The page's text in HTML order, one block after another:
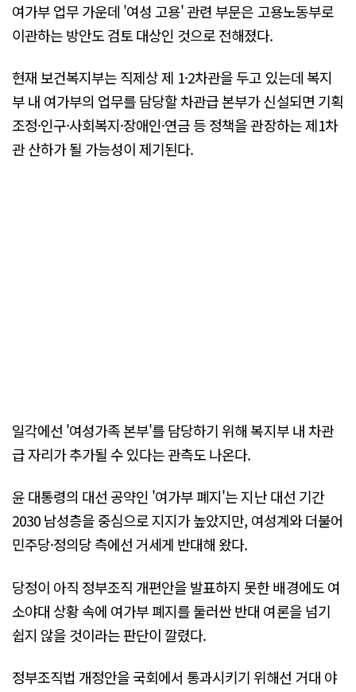
여가부 업무 가운데 '여성 고용' 관련 부문은 고용노동부로
이관하는 방안도 검토 대상인 것으로 전해졌다.
현재 보건복지부는 직제상 제 1·2차관을 두고 있는데 복지
부 내 여가부의 업무를 담당할 차관급 본부가 신설되면 기획
조정·인구·사회복지·장애인·연금 등 정책을 관장하는 제1차
관 산하가 될 가능성이 제기된다.
일각에선 '여성가족 본부'를 담당하기 위해 복지부 내 차관
급 자리가 추가될 수 있다는 관측도 나온다.
윤 대통령의 대선 공약인 '여가부 폐지'는 지난 대선 기간
2030 남성층을 중심으로 지지가 높았지만, 여성계와 더불어
민주당·정의당 측에선 거세게 반대해 왔다.
당정이 아직 정부조직 개편안을 발표하지 못한 배경에도 여
소야대 상황 속에 여가부 폐지를 둘러싼 반대 여론을 넘기
쉽지 않을 것이라는 판단이 깔렸다.
정부조직법 개정안을 국회에서 통과시키기 위해선 거대 야